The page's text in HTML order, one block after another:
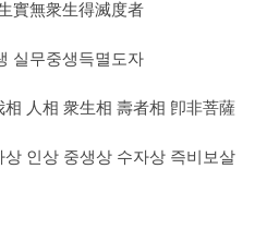
實無衆生得滅度者
실무중생득멸도자
人相 衆生相 壽者相 卽非菩薩
인상 중생상 수자상 즉비보살